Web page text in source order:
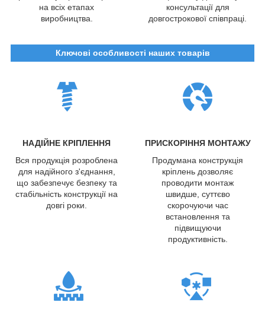
на всіх етапах
виробництва.
консультації для
довгострокової співпраці.
Ключові особливості наших товарів
НАДІЙНЕ КРІПЛЕННЯ
ПРИСКОРІННЯ МОНТАЖУ
Вся продукція розроблена
для надійного з'єднання,
що забезпечує безпеку та
стабільність конструкції на
довгі роки.
Продумана конструкція
кріплень дозволяє
проводити монтаж
швидше, суттєво
скорочуючи час
встановлення та
підвищуючи
продуктивність.